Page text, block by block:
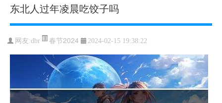
东北人过年凌晨吃饺子吗
网友:dbr 春节2024 2024-02-15 19:38:22